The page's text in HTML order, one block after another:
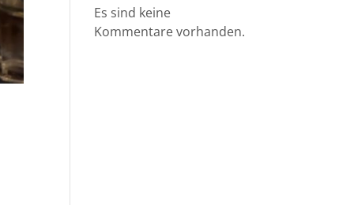
Es sind keine
Kommentare vorhanden.